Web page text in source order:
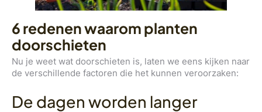
6 redenen waarom planten
doorschieten
Nu je weet wat doorschieten is, laten we eens kijken naar
de verschillende factoren die het kunnen veroorzaken:
De dagen worden langer